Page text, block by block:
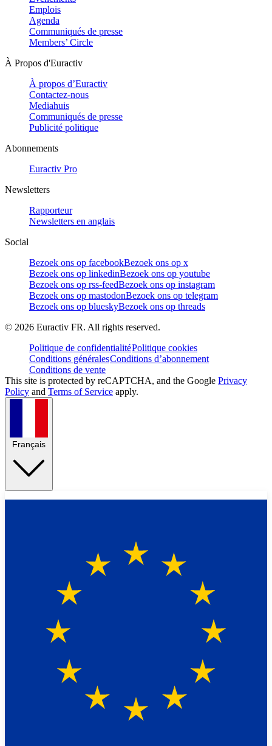
Emplois
Agenda
Communiqués de presse
Members’ Circle
À Propos d'Euractiv
À propos d’Euractiv
Contactez-nous
Mediahuis
Communiqués de presse
Publicité politique
Abonnements
Euractiv Pro
Newsletters
Rapporteur
Newsletters en anglais
Social
Bezoek ons op facebookBezoek ons op x
Bezoek ons op linkedinBezoek ons op youtube
Bezoek ons op rss-feedBezoek ons op instagram
Bezoek ons op mastodonBezoek ons op telegram
Bezoek ons op blueskyBezoek ons op threads
© 2026 Euractiv FR. All rights reserved.
Politique de confidentialitéPolitique cookies
Conditions généralesConditions d’abonnement
Conditions de vente
This site is protected by reCAPTCHA, and the Google Privacy
Policy and Terms of Service apply.
Français